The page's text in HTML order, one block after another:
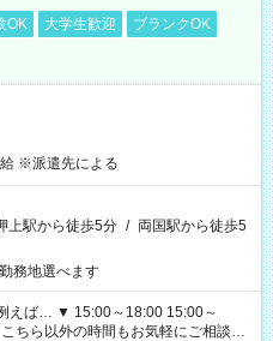
OK 大学生歓迎
ブランクOK
※派遣先による
上駅から徒歩5分 / 両国駅から徒歩5
務地選べます